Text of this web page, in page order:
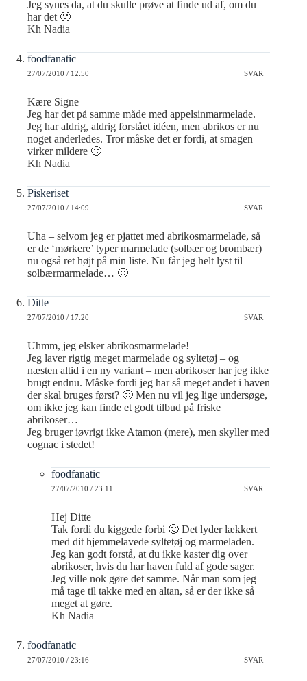
Jeg synes da, at du skulle prøve at finde ud af, om du
har det 🙂
Kh Nadia
foodfanatic
27/07/2010 / 12:50 SVAR
Kære Signe
Jeg har det på samme måde med appelsinmarmelade.
Jeg har aldrig, aldrig forstået idéen, men abrikos er nu
noget anderledes. Tror måske det er fordi, at smagen
virker mildere 🙂
Kh Nadia
Piskeriset
27/07/2010 / 14:09 SVAR
Uha – selvom jeg er pjattet med abrikosmarmelade, så
er de ‘mørkere’ typer marmelade (solbær og brombær)
nu også ret højt på min liste. Nu får jeg helt lyst til
solbærmarmelade… 🙂
Ditte
27/07/2010 / 17:20 SVAR
Uhmm, jeg elsker abrikosmarmelade!
Jeg laver rigtig meget marmelade og syltetøj – og
næsten altid i en ny variant – men abrikoser har jeg ikke
brugt endnu. Måske fordi jeg har så meget andet i haven
der skal bruges først? 🙂 Men nu vil jeg lige undersøge,
om ikke jeg kan finde et godt tilbud på friske
abrikoser…
Jeg bruger iøvrigt ikke Atamon (mere), men skyller med
cognac i stedet!
foodfanatic
27/07/2010 / 23:11 SVAR
Hej Ditte
Tak fordi du kiggede forbi 🙂 Det lyder lækkert
med dit hjemmelavede syltetøj og marmeladen.
Jeg kan godt forstå, at du ikke kaster dig over
abrikoser, hvis du har haven fuld af gode sager.
Jeg ville nok gøre det samme. Når man som jeg
må tage til takke med en altan, så er der ikke så
meget at gøre.
Kh Nadia
foodfanatic
27/07/2010 / 23:16 SVAR